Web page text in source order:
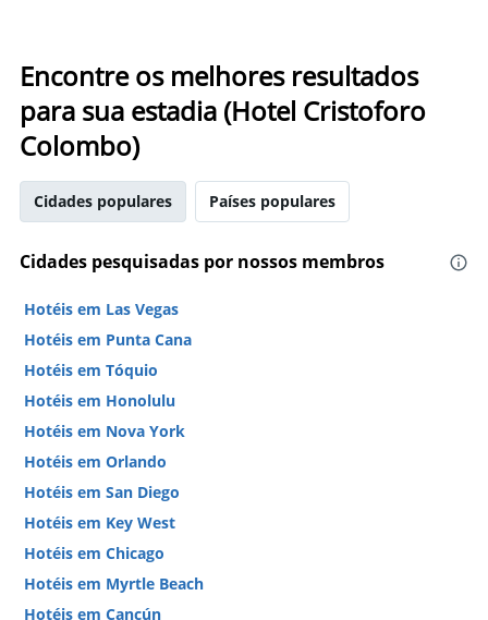
Encontre os melhores resultados
para sua estadia (Hotel Cristoforo
Colombo)
Cidades populares Países populares
Cidades pesquisadas por nossos membros
Hotéis em Las Vegas
Hotéis em Punta Cana
Hotéis em Tóquio
Hotéis em Honolulu
Hotéis em Nova York
Hotéis em Orlando
Hotéis em San Diego
Hotéis em Key West
Hotéis em Chicago
Hotéis em Myrtle Beach
Hotéis em Cancún